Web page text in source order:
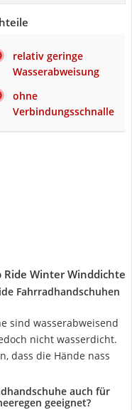
relativ geringe
Wasserabweisung
ohne
Verbindungsschnalle
Winter Winddichte
Fahrradhandschuhen
sind wasserabweisend
nicht wasserdicht.
dass die Hände nass
auch für
geeignet?